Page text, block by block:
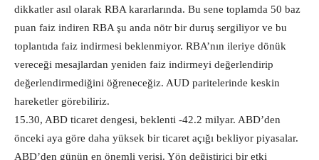
dikkatler asıl olarak RBA kararlarında. Bu sene toplamda 50 baz
puan faiz indiren RBA şu anda nötr bir duruş sergiliyor ve bu
toplantıda faiz indirmesi beklenmiyor. RBA’nın ileriye dönük
vereceği mesajlardan yeniden faiz indirmeyi değerlendirip
değerlendirmediğini öğreneceğiz. AUD paritelerinde keskin
hareketler görebiliriz.
15.30, ABD ticaret dengesi, beklenti -42.2 milyar. ABD’den
önceki aya göre daha yüksek bir ticaret açığı bekliyor piyasalar.
ABD’den günün en önemli verisi. Yön değiştirici bir etki